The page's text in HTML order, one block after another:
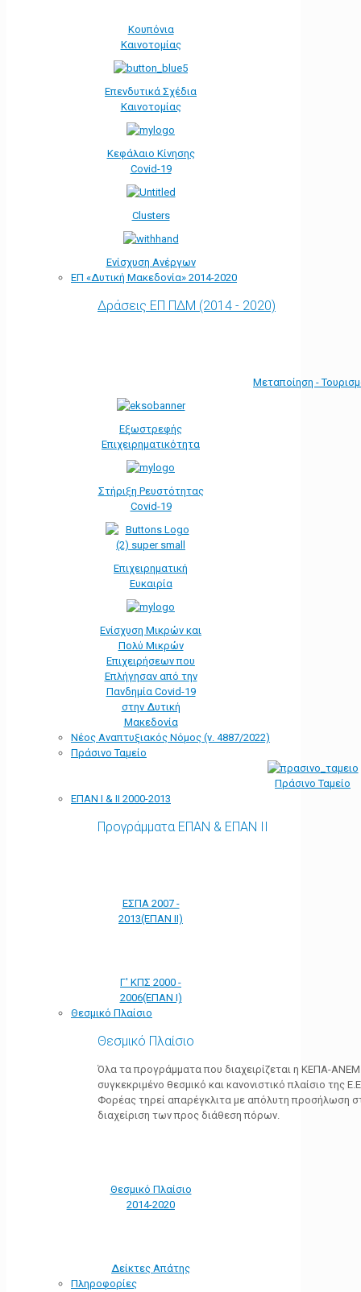
Κουπόνια
Καινοτομίας
Επενδυτικά Σχέδια
Καινοτομίας
Κεφάλαιο Κίνησης
Covid-19
Clusters
Ενίσχυση Ανέργων
ΕΠ «Δυτική Μακεδονία» 2014-2020
Δράσεις ΕΠ ΠΔΜ (2014 - 2020)
Μεταποίηση -
Εξωστρεφής
Επιχειρηματικότητα
Στήριξη Ρευστότητας
Covid-19
Επιχειρηματική
Ευκαιρία
Ενίσχυση Μικρών και
Πολύ Μικρών
Επιχειρήσεων που
Επλήγησαν από την
Πανδημία Covid-19
στην Δυτική
Μακεδονία
Νέος Αναπτυξιακός Νόμος (ν. 4887/2022)
Πράσινο Ταμείο
Πράσινο Ταμείο
ΕΠΑΝ Ι & ΙΙ 2000-2013
Προγράμματα ΕΠΑΝ & ΕΠΑΝ ΙΙ
ΕΣΠΑ 2007 -
2013(ΕΠΑΝ ΙΙ)
Γ' ΚΠΣ 2000 -
2006(ΕΠΑΝ Ι)
Θεσμικό Πλαίσιο
Θεσμικό Πλαίσιο
Όλα τα προγράμματα που διαχειρίζεται η ΚΕΠΑ-
συγκεκριμένο θεσμικό και κανονιστικό πλαίσιο της
Φορέας τηρεί απαρέγκλιτα με απόλυτη προσήλωση
διαχείριση των προς διάθεση πόρων.
Θεσμικό Πλαίσιο
2014-2020
Δείκτες Απάτης
Πληροφορίες